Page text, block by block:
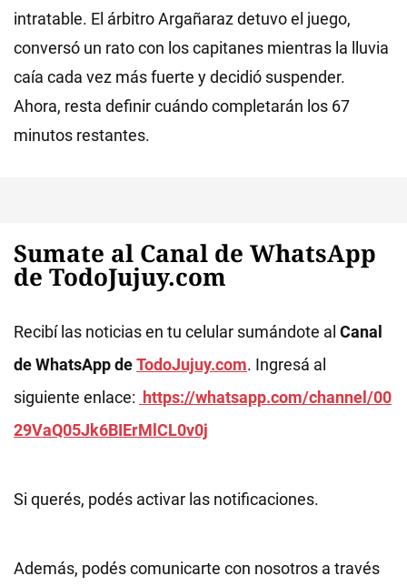
intratable. El árbitro Argañaraz detuvo el juego,
conversó un rato con los capitanes mientras la lluvia
caía cada vez más fuerte y decidió suspender.
Ahora, resta definir cuándo completarán los 67
minutos restantes.
Sumate al Canal de WhatsApp
de TodoJujuy.com
Recibí las noticias en tu celular sumándote al Canal
de WhatsApp deTodoJujuy.com. Ingresá al
siguiente enlace: https://whatsapp.com/channel/00
29VaQ05Jk6BIErMlCL0v0j
Si querés, podés activar las notificaciones.
Además, podés comunicarte con nosotros a través